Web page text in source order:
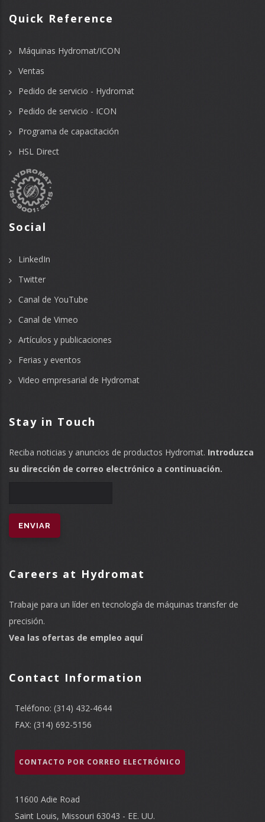
Quick Reference
Máquinas Hydromat/ICON
Ventas
Pedido de servicio - Hydromat
Pedido de servicio - ICON
Programa de capacitación
HSL Direct
Social
LinkedIn
Twitter
Canal de YouTube
Canal de Vimeo
Artículos y publicaciones
Ferias y eventos
Video empresarial de Hydromat
Stay in Touch
Reciba noticias y anuncios de productos Hydromat. Introduzca
su dirección de correo electrónico a continuación.
Careers at Hydromat
Trabaje para un líder en tecnología de máquinas transfer de
precisión.
Vea las ofertas de empleo aquí
Contact Information
Teléfono: (314) 432-4644
FAX: (314) 692-5156
CONTACTO POR CORREO ELECTRÓNICO
11600 Adie Road
Saint Louis, Missouri 63043 - EE. UU.